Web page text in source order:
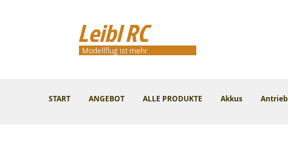
Leibl RC
START ANGEBOT ALLE PRODUKTE Akkus Antrieb
Modellflug ist mehr